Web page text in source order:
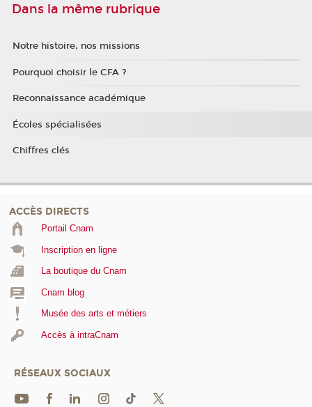
Dans la même rubrique
Notre histoire, nos missions
Pourquoi choisir le CFA ?
Reconnaissance académique
Écoles spécialisées
Chiffres clés
ACCÈS DIRECTS
Portail Cnam
Inscription en ligne
La boutique du Cnam
Cnam blog
Musée des arts et métiers
Accès à intraCnam
RÉSEAUX SOCIAUX